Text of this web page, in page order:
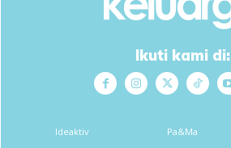
Ikuti kami di:
Ideaktiv Pa&Ma